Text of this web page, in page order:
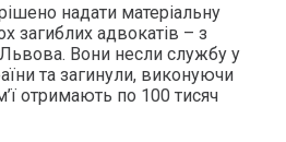
надати матеріальну
загиблих адвокатів – з
Вони несли службу у
та загинули, виконуючи
отримають по 100 тисяч